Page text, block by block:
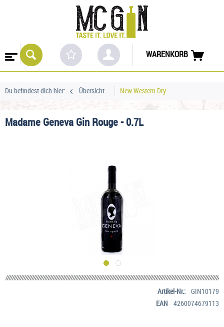
WARENKORB
Du befindest dich hier: Übersicht New Western Dry
Madame Geneva Gin Rouge - 0.7L
Artikel-Nr.: GIN10179
EAN
4260074679113